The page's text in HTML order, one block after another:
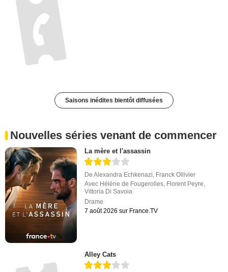
Saisons inédites bientôt diffusées
Nouvelles séries venant de commencer
La mère et l'assassin
DeAlexandra Echkenazi Franck Ollivier
Avec Hélène de Fougerolles Florent Peyre
Vittoria Di Savoia
Drame
7 août 2026 sur France.TV
Alley Cats